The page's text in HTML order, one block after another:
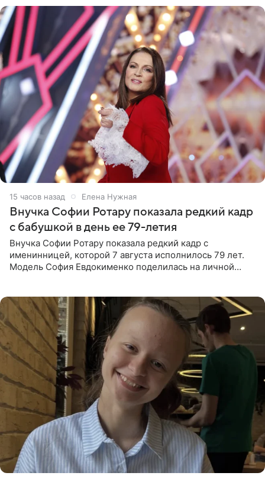
15 часов назад Елена Нужная
Внучка Софии Ротару показала редкий кадр
с бабушкой в день ее 79-летия
Внучка Софии Ротару показала редкий кадр с
именинницей, которой 7 августа исполнилось 79 лет.
Модель София Евдокименко поделилась на личной